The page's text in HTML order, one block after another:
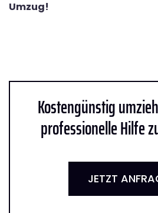
Umzug!
Kostengünstig
professionelle Hilfe
JETZT